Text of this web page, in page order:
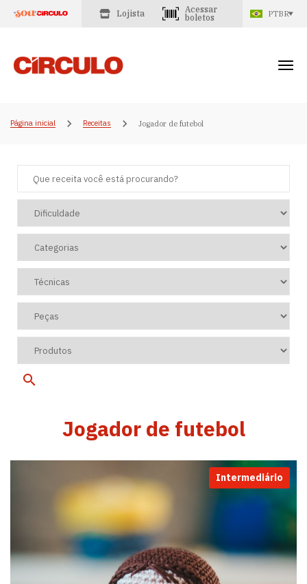
Lojista
Acessar
boletos
PTBR
Página inicial Receitas Jogador de futebol
Jogador de futebol
Intermediário